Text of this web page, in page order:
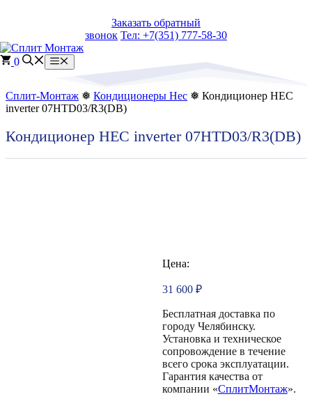
Заказать обратный
звонок Тел: +7(351) 777-58-30
0 Меню
Сплит-Монтаж ❅ Кондиционеры Hec ❅ Кондиционер HEC
inverter 07HTD03/R3(DB)
Кондиционер HEC inverter 07HTD03/R3(DB)
Цена:
31 600 ₽
Бесплатная доставка по
городу Челябинску.
Установка и техническое
сопровождение в течение
всего срока эксплуатации.
Гарантия качества от
компании «СплитМонтаж».